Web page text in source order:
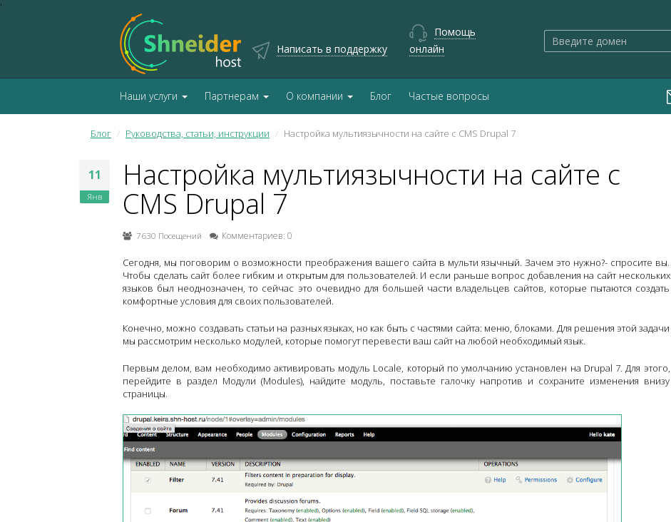
'
Написать в поддержку
Помощь
онлайн
Наши услуги Партнерам О компании Блог Частые вопросы
Блог Руководства, статьи, инструкции Настройка мультиязычности на сайте с CMS Drupal 7
11
Янв
Настройка мультиязычности на сайте с
CMS Drupal 7
7630 Посещений Комментариев: 0
Сегодня, мы поговорим о возможности преображения вашего сайта в мульти язычный. Зачем это нужно?- спросите вы.
Чтобы сделать сайт более гибким и открытым для пользователей. И если раньше вопрос добавления на сайт нескольких
языков был неоднозначен, то сейчас это очевидно для большей части владельцев сайтов, которые пытаются создать
комфортные условия для своих пользователей.
Конечно, можно создавать статьи на разных языках, но как быть с частями сайта: меню, блоками. Для решения этой задачи
мы рассмотрим несколько модулей, которые помогут перевести ваш сайт на любой необходимый язык.
Первым делом, вам необходимо активировать модуль Locale, который по умолчанию установлен на Drupal 7. Для этого,
перейдите в раздел Модули (Modules), найдите модуль, поставьте галочку напротив и сохраните изменения внизу
страницы.